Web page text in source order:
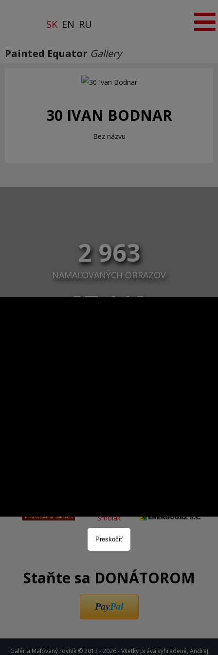
SK EN RU
Painted Equator Gallery
30 IVAN BODNAR
Bez názvu
2 963
NAMAĽOVANÝCH OBRAZOV
37 112
Staňte sa DONÁTOROM
PayPal
Galéria Maľovaný rovník © 2013 - 2026 - Všetky práva vyhradené, Andrej
Preskočiť